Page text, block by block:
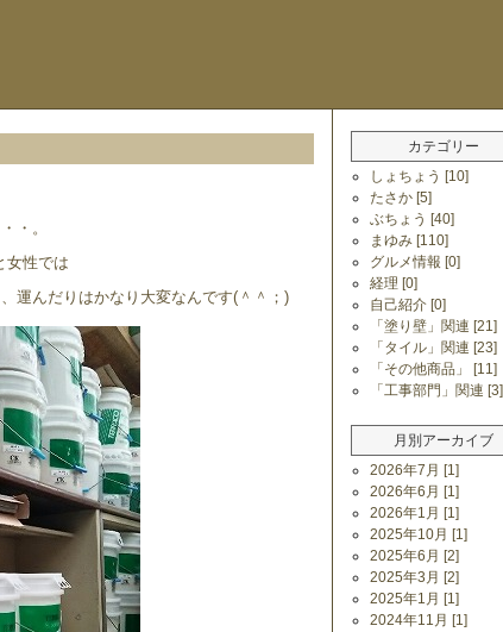
・。
女性では
運んだりはかなり大変なんです(＾＾；)
カテゴリー
しょちょう [10]
たさか [5]
ぶちょう [40]
まゆみ [110]
グルメ情報 [0]
経理 [0]
自己紹介 [0]
「塗り壁」関連 [21]
「タイル」関連 [23]
「その他商品」 [11]
「工事部門」関連 [3]
月別アーカイブ
2026年7月 [1]
2026年6月 [1]
2026年1月 [1]
2025年10月 [1]
2025年6月 [2]
2025年3月 [2]
2025年1月 [1]
2024年11月 [1]